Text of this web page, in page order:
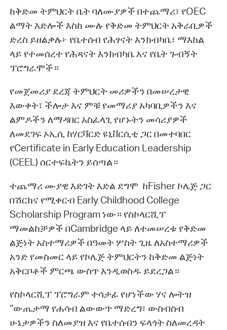
ከቅድመ ትምህርት ቤት ባለሙያዎች በተጨማሪ፣ የOEC
ልማት እድሎች እስከ ሙሉ የቅድመ ትምህርት አቅራቢዎች
ድረስ ይዘልቃሉ፦ የቤተሰብ የሕፃናት እንክብካቤ፣ ማእከል
ላይ የተመሰረተ የሕጻናት እንክብካቤ እና የቤት ጉብኝት
ፕሮግራሞች።
የመጀመሪያ ደረጃ ትምህርት መሪዎችን በመሠረታዊ
እውቀት፣ ችሎታ እና ምቹ የመማሪያ አካባቢዎችን እና
ልምዶችን ለማዳበር አስፈላጊ የሆኑትን መሳሪያዎች
ለመደገፍ ኦኢሲ ከሃርቫርድ ዩኒቨርሲቲ ጋር በመተባበር
የCertificate in Early Education Leadership
(CEEL) ሰርተፍኬትን ይሰጣል።
ተጨማሪ ሙያዊ እድገት እድል ደግሞ ከFisher ኮሌጅ ጋር
በሽርክና የሚቀርብ Early Childhood College
Scholarship Program ነው። የስኮላርሺፕ
ማመልከቻዎች በCambridge ላይ ለተመሠረቱ የቅድመ
ልጅነት አስተማሪዎች በዓመት ሦስት ጊዜ ለአስተማሪዎች
አንድ የመስመር ላይ የኮሌጅ ትምህርትን ከቅድመ ልጅነት
አቅርቦቶች ምርጫ ውስጥ እንዲወስዱ ይደረጋል።
የስኮላርሺፕ ፕሮግራም ተሳታፊ የሆነችው ሃና ሎትዝ
“ውጤታማ የሐሳብ ልውውጥ ማድረግ፣ ውስብስብ
ሁኔታዎችን ስለመያዝ እና የቤተሰብን ፍላጎት ስለመረዳት